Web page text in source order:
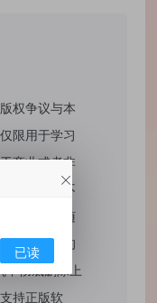
权争议与本
限用于学习
商业或者非
负，我们不
本站内容随
在下载后的
中彻底删除上
持正版软
已读